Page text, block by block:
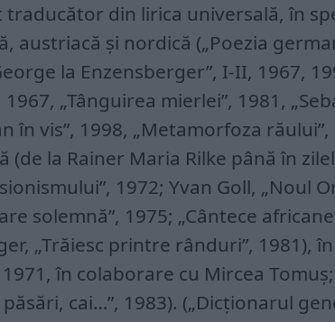
traducător din lirica universală, în
austriacă şi nordică („Poezia
la Enzensberger”, I-II, 1967,
1967, „Tânguirea mierlei”, 1981,
în vis”, 1998, „Metamorfoza
(de la Rainer Maria Rilke până în
1972; Yvan Goll, „Noul
solemnă”, 1975; „Cântece
„Trăiesc printre rânduri”, 1981),
în colaborare cu Mircea
cai…”, 1983). („Dicţionarul